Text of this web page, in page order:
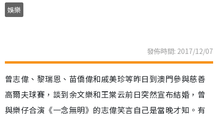
娛樂
發佈時間: 2017/12/07
曾志偉、黎瑞恩、苗僑偉和戚美珍等昨日到澳門參與慈善
高爾夫球賽，談到余文樂和王棠云前日突然宣布結婚，曾
與樂仔合演《一念無明》的志偉笑言自己是當晚才知。有